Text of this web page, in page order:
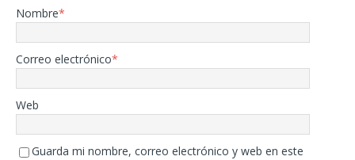
Nombre*
Correo electrónico*
Web
Guarda mi nombre, correo electrónico y web en este